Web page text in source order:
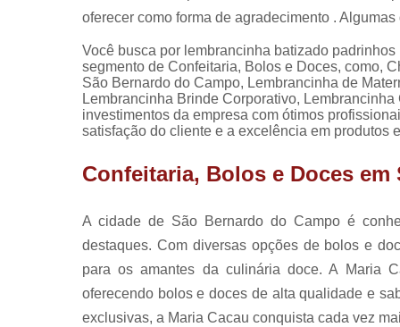
oferecer como forma de agradecimento .
Você busca por lembrancinha batizado
segmento de Confeitaria, Bolos e Doces, como,
São Bernardo do Campo, Lembrancinha de
Lembrancinha Brinde Corporativo,
investimentos da empresa com ótimos
satisfação do cliente e a excelência em produtos
Confeitaria, Bolos e Doces
A cidade de São Bernardo do Campo é
destaques. Com diversas opções de bolos e
para os amantes da culinária doce. A Maria
oferecendo bolos e doces de alta qualidade e
exclusivas, a Maria Cacau conquista cada vez